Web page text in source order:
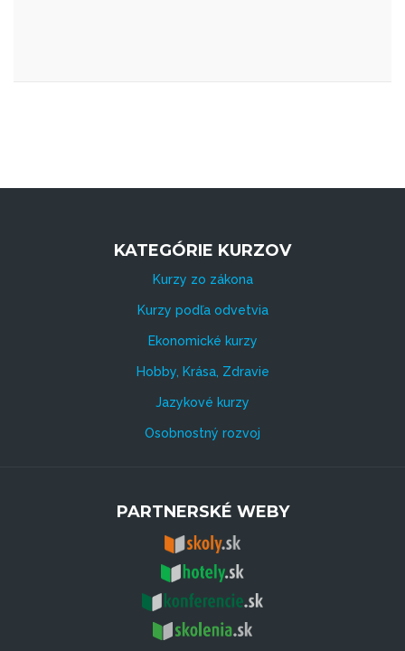
KATEGÓRIE KURZOV
Kurzy zo zákona
Kurzy podľa odvetvia
Ekonomické kurzy
Hobby, Krása, Zdravie
Jazykové kurzy
Osobnostný rozvoj
PARTNERSKÉ WEBY